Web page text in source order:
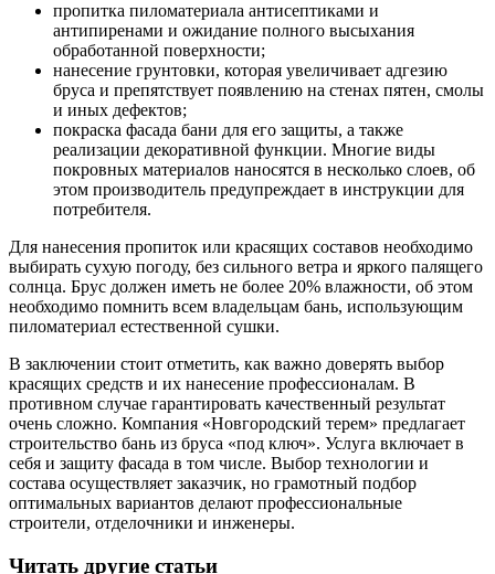
пропитка пиломатериала антисептиками и
антипиренами и ожидание полного высыхания
обработанной поверхности;
нанесение грунтовки, которая увеличивает адгезию
бруса и препятствует появлению на стенах пятен, смолы
и иных дефектов;
покраска фасада бани для его защиты, а также
реализации декоративной функции. Многие виды
покровных материалов наносятся в несколько слоев, об
этом производитель предупреждает в инструкции для
потребителя.
Для нанесения пропиток или красящих составов необходимо
выбирать сухую погоду, без сильного ветра и яркого палящего
солнца. Брус должен иметь не более 20% влажности, об этом
необходимо помнить всем владельцам бань, использующим
пиломатериал естественной сушки.
В заключении стоит отметить, как важно доверять выбор
красящих средств и их нанесение профессионалам. В
противном случае гарантировать качественный результат
очень сложно. Компания «Новгородский терем» предлагает
строительство бань из бруса «под ключ». Услуга включает в
себя и защиту фасада в том числе. Выбор технологии и
состава осуществляет заказчик, но грамотный подбор
оптимальных вариантов делают профессиональные
строители, отделочники и инженеры.
Читать другие статьи